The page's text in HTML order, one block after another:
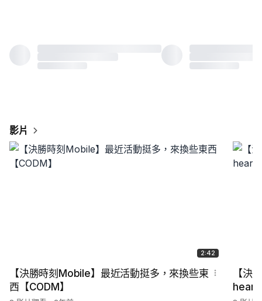
影片
2:42
【決勝時刻Mobile】最近活動挺多，來換些東
西【CODM】
【決
heart